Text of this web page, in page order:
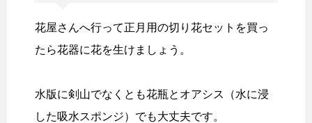
花屋さんへ行って正月用の切り花セットを買っ
たら花器に花を生けましょう。
水版に剣山でなくとも花瓶とオアシス（水に浸
した吸水スポンジ）でも大丈夫です。